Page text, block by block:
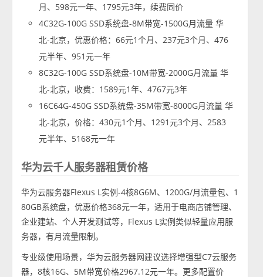
月、598元一年、1795元3年，续费同价
4C32G-100G SSD系统盘-8M带宽-1500G月流量 华
北-北京，优惠价格：66元1个月、237元3个月、476
元半年、951元一年
8C32G-100G SSD系统盘-10M带宽-2000G月流量 华
北-北京，收费：1589元1年、4767元3年
16C64G-450G SSD系统盘-35M带宽-8000G月流量 华
北-北京，价格：430元1个月、1291元3个月、2583
元半年、5168元一年
华为云千人服务器租赁价格
华为云服务器Flexus L实例-4核8G6M、1200G/月流量包、1
80GB系统盘，优惠价格368元一年，适用于电商店铺管理、
企业建站、个人开发测试等，Flexus L实例类似轻量应用服
务器，有月流量限制。
专业级使用场景，华为云服务器网建议选择增强型C7云服务
器，8核16G、5M带宽价格2967.12元一年。更多配置价